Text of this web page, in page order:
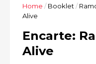
Home / Booklet /
Alive
Encarte:
Alive